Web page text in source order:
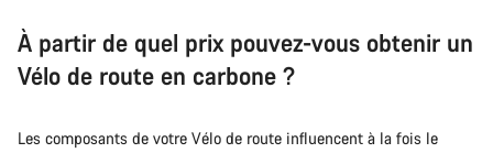
À partir de quel prix pouvez-vous obtenir un
Vélo de route en carbone ?
Les composants de votre Vélo de route influencent à la fois le